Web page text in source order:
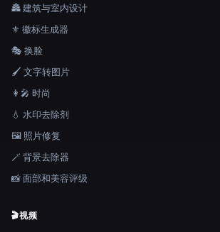
🏯 建筑与室内设计
⚜️ 徽标生成器
🎭 换脸
🖌️ 文字转图片
👩‍🎤 时尚
💧 水印去除剂
🖼️ 照片修复
🪄 背景去除器
📸 面部和美容评级
🎬视频